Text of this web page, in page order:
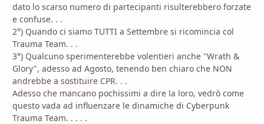
dato lo scarso numero di partecipanti risulterebbero forzate
e confuse. . .
2°) Quando ci siamo TUTTI a Settembre si ricomincia col
Trauma Team. . .
3°) Qualcuno sperimenterebbe volentieri anche "Wrath &
Glory", adesso ad Agosto, tenendo ben chiaro che NON
andrebbe a sostituire CPR. . .
Adesso che mancano pochissimi a dire la loro, vedrò come
questo vada ad influenzare le dinamiche di Cyberpunk
Trauma Team. . . . .